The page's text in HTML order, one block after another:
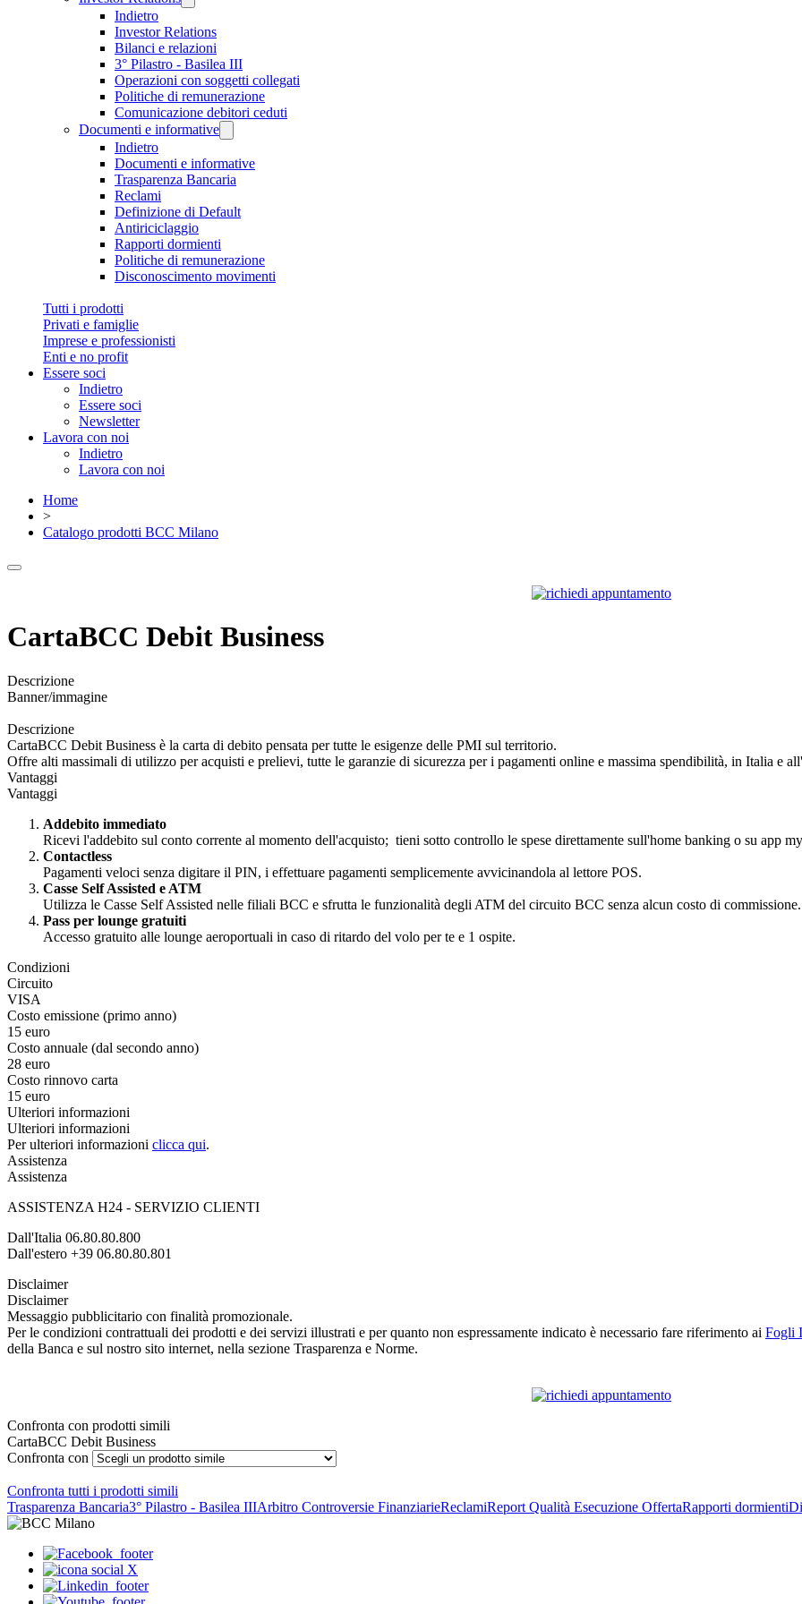
Indietro
Investor Relations
Bilanci e relazioni
3° Pilastro - Basilea III
Operazioni con soggetti collegati
Politiche di remunerazione
Comunicazione debitori ceduti
Documenti e informative
Indietro
Documenti e informative
Trasparenza Bancaria
Reclami
Definizione di Default
Antiriciclaggio
Rapporti dormienti
Politiche di remunerazione
Disconoscimento movimenti
Tutti i prodotti
Privati e famiglie
Imprese e professionisti
Enti e no profit
Essere soci
Indietro
Essere soci
Newsletter
Lavora con noi
Indietro
Lavora con noi
Home
>
Catalogo prodotti BCC Milano
CartaBCC Debit Business
Descrizione
Banner/immagine
Descrizione
CartaBCC Debit Business è la carta di debito pensata per tutte le esigenze delle PMI sul territorio.
Offre alti massimali di utilizzo per acquisti e prelievi, tutte le garanzie di sicurezza per i pagamenti online e massima spendibilità, in Italia e
Vantaggi
Vantaggi
Addebito immediato
Ricevi l'addebito sul conto corrente al momento dell'acquisto; tieni sotto controllo le spese direttamente sull'home banking o su app
Contactless
Pagamenti veloci senza digitare il PIN, i effettuare pagamenti semplicemente avvicinandola al lettore POS.
Casse Self Assisted e ATM
Utilizza le Casse Self Assisted nelle filiali BCC e sfrutta le funzionalità degli ATM del circuito BCC senza alcun costo di commissione.
Pass per lounge gratuiti
Accesso gratuito alle lounge aeroportuali in caso di ritardo del volo per te e 1 ospite.
Condizioni
Circuito
VISA
Costo emissione (primo anno)
15 euro
Costo annuale (dal secondo anno)
28 euro
Costo rinnovo carta
15 euro
Ulteriori informazioni
Ulteriori informazioni
Per ulteriori informazioni clicca qui.
Assistenza
Assistenza
ASSISTENZA H24 - SERVIZIO CLIENTI
Dall'Italia 06.80.80.800
Dall'estero +39 06.80.80.801
Disclaimer
Disclaimer
Messaggio pubblicitario con finalità promozionale.
Per le condizioni contrattuali dei prodotti e dei servizi illustrati e per quanto non espressamente indicato è necessario fare riferimento ai Fogli
della Banca e sul nostro sito internet, nella sezione Trasparenza e Norme.
Confronta con prodotti simili
CartaBCC Debit Business
Confronta con
Confronta tutti i prodotti simili
Trasparenza Bancaria3° Pilastro - Basilea IIIArbitro Controversie FinanziarieReclamiReport Qualità Esecuzione OffertaRapporti dormienti